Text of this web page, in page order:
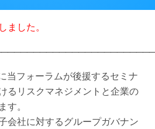
した。
当フォーラムが後援するセミナ
るリスクマネジメントと企業の
。
会社に対するグループガバナン